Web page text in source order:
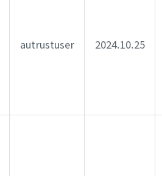
autrustuser 2024.10.25